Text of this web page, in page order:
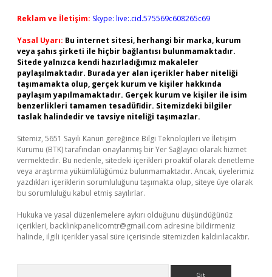
Reklam ve İletişim: Skype: live:.cid.575569c608265c69
Yasal Uyarı: Bu internet sitesi, herhangi bir marka, kurum
veya şahıs şirketi ile hiçbir bağlantısı bulunmamaktadır.
Sitede yalnızca kendi hazırladığımız makaleler
paylaşılmaktadır. Burada yer alan içerikler haber niteliği
taşımamakta olup, gerçek kurum ve kişiler hakkında
paylaşım yapılmamaktadır. Gerçek kurum ve kişiler ile isim
benzerlikleri tamamen tesadüfidir. Sitemizdeki bilgiler
taslak halindedir ve tavsiye niteliği taşımazlar.
Sitemiz, 5651 Sayılı Kanun gereğince Bilgi Teknolojileri ve İletişim
Kurumu (BTK) tarafından onaylanmış bir Yer Sağlayıcı olarak hizmet
vermektedir. Bu nedenle, sitedeki içerikleri proaktif olarak denetleme
veya araştırma yükümlülüğümüz bulunmamaktadır. Ancak, üyelerimiz
yazdıkları içeriklerin sorumluluğunu taşımakta olup, siteye üye olarak
bu sorumluluğu kabul etmiş sayılırlar.
Hukuka ve yasal düzenlemelere aykırı olduğunu düşündüğünüz
içerikleri, backlinkpanelicomtr@gmail.com adresine bildirmeniz
halinde, ilgili içerikler yasal süre içerisinde sitemizden kaldırılacaktır.